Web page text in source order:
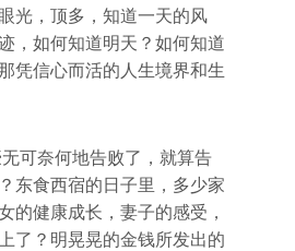
光，顶多，知道一天的风
，如何知道明天？如何知道
凭信心而活的人生境界和生
可奈何地告败了，就算告
东食西宿的日子里，多少家
的健康成长，妻子的感受，
了？明晃晃的金钱所发出的